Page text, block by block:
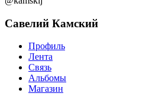
Савелий Камский
Профиль
Лента
Связь
Альбомы
Магазин